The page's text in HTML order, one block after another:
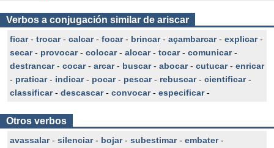
Verbos a conjugación similar de ariscar
ficar- trocar- calcar- focar- brincar- açambarcar- explicar-
secar- provocar- colocar- alocar- tocar- comunicar-
destrancar- cocar- arcar- buscar- abocar- cutucar- enricar
- praticar- indicar- pocar- pescar- rebuscar- cientificar-
classificar- descascar- convocar- especificar-
Otros verbos
avassalar- silenciar- bojar- subestimar- embater-